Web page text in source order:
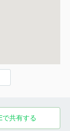
で共有する